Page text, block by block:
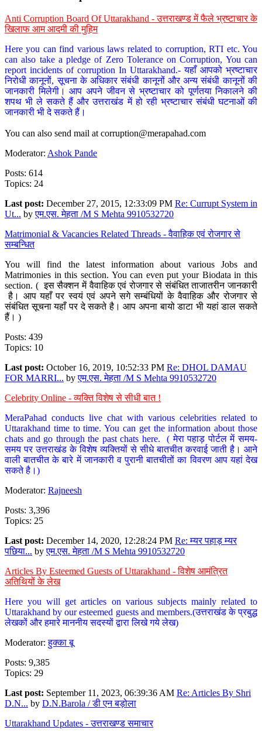
Anti Corruption Board Of Uttarakhand - उत्तराखण्ड में फैले भ्रष्टाचार के
खिलाफ आम आदमी की मुहिम
Here you can find various laws related to corruption, RTI etc. You
can also take a pledge of Zero Tolerance on Corruption, You can
report incidents of corruption In Uttarakhand.- यहाँ आपको भ्रष्टाचार
निरोधी कानूनों, सूचना के अधिकार संबंधी कानूनों और अन्य संबंधी कानूनों की
जानकारी मिलेगी। आप अपने जीवन से भ्रष्टाचार को पूर्णतया निकालने की
शपथ भी ले सकते हैं और उत्तराखंड में हो रही भ्रष्टाचार संबंधी घटनाओं की
जानकारी भी दे सकते हैं।
You can also send mail at corruption@merapahad.com
Moderator: Ashok Pande
Posts: 614
Topics: 24
Last post: December 27, 2015, 12:33:09 PM Re: Currupt System in
Ut... byएम.एस. मेहता /M S Mehta 9910532720
Matrimonial & Vacancies Related Threads - वैवाहिक एवं रोजगार से
सम्बन्धित
You will find the latest information about various Jobs and
Matrimonies in this section. You can even put your Biodata in this
section. ( इस सैक्शन में वैवाहिक एवं रोजगार से संबंधित ताजातरीन जानकारी
है। आप यहाँ पर स्वयं एवं अपने सगे सम्बंधियों के वैवाहिक और रोजगार से
संबंधित सूचना यहाँ पर दे सकते है। आप अपना बायो डाटा भी यहां डाल सकते
हैं। )
Posts: 439
Topics: 10
Last post: October 16, 2019, 10:52:33 PM Re: DHOL DAMAU
FOR MARRI... byएम.एस. मेहता /M S Mehta 9910532720
Celebrity Online - व्यक्ति विशेष से सीधी बात !
MeraPahad conducts live chat with various celebrities related to
Uttarakhand time to time. You can get the information about those
chats and go through the past chats here. ( मेरा पहाड़ पोर्टल में समय-
समय पर उत्तराखंड के विशेष व्यक्तियों से सीधे बातचीत करवाई जाती है। आने
वाली बातचीत के बारे में जानकारी व पुरानी बातचीतों का विवरण आप यहां देख
सकते है।)
Moderator: Rajneesh
Posts: 3,396
Topics: 25
Last post: December 14, 2020, 12:28:24 PM Re: म्यर पहाड़ म्यर
पछिया... byएम.एस. मेहता /M S Mehta 9910532720
Articles By Esteemed Guests of Uttarakhand - विशेष आमंत्रित
अतिथियों के लेख
Here you will get articles on various subjects mainly related to
Uttarakhand by our esteemed guests and members.(उत्तराखंड के प्रबुद्ध
लेखकों और हमारे माननीय सदस्यों द्वारा लिखे गये लेख)
Moderator:हुक्का बू
Posts: 9,385
Topics: 29
Last post: September 11, 2023, 06:39:36 AM Re: Articles By Shri
D.N... by D.N.Barola / डी एन बड़ोला
Uttarakhand Updates - उत्तराखण्ड समाचार